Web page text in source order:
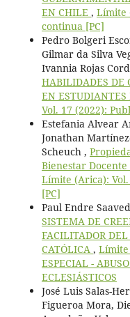
EN CHILE , Límite
continua [PC]
Pedro Bolgeri
Gilmar da Silva
Ivannia Rojas
HABILIDADES DE
EN ESTUDIANTES
Vol. 17 (2022):
Estefania Alvear
Jonathan
Scheuch ,
Bienestar
Límite (Arica):
[PC]
Paul Endre
SISTEMA DE
FACILITADOR
CATÓLICA , Límite
ESPECIAL -
ECLESIÁSTICOS
José Luis Salas-
Figueroa Mora,